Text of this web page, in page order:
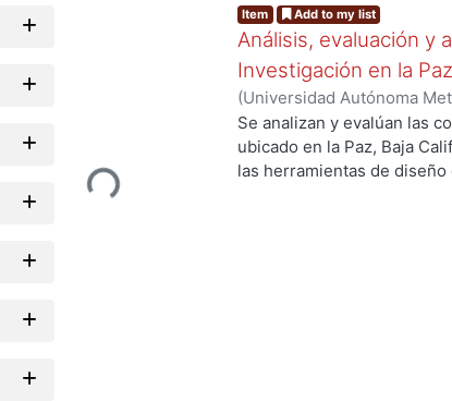
Loading...
Item Add to my list
Análisis, evaluación y
Investigación en la
(Universidad Autónoma
de Servicios de
Se analizan y evalúan las
ubicado en la Paz, Baja
las herramientas de